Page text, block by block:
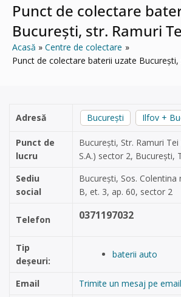
Punct de colectare
București, str. Ramuri
Acasă
Centre de colectare
Punct de colectare baterii uzate București,
Adresă București Ilfov +
Punct de
lucru
București, Str. Ramuri
S.A.) sector 2, București,
Sediu
social
București, Sos. Colentina
B, et. 3, ap. 60, sector 2
Telefon 0371197032
Tip
deșeuri:
baterii auto
Email
Trimite un mesaj pe email